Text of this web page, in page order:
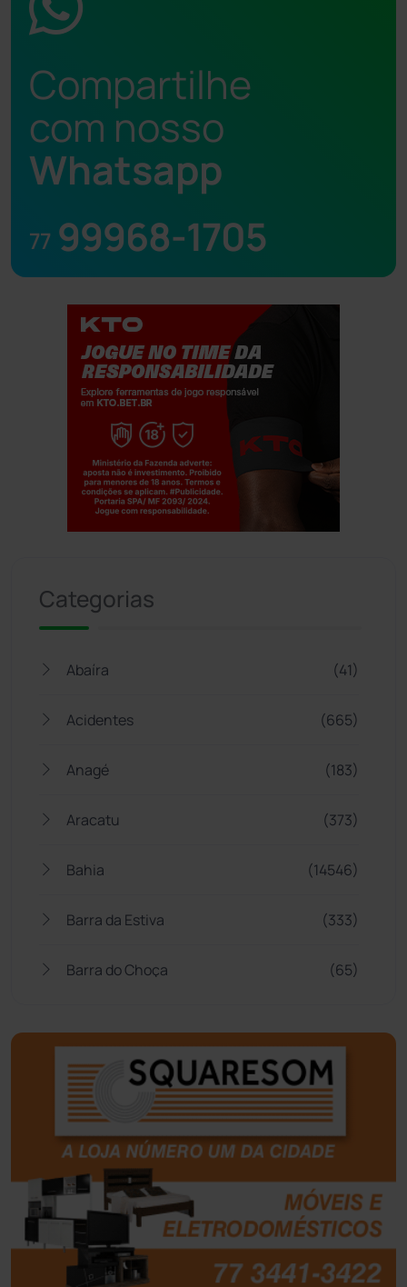
Compartilhe
com nosso
Whatsapp
77 99968-1705
Categorias
Abaíra (41)
Acidentes (665)
Anagé (183)
Aracatu (373)
Bahia (14546)
Barra da Estiva (333)
Barra do Choça (65)
Bom Jesus da Lapa (508)
Boquira (152)
Botuporã
Brasil (7680)
Brumado (31958)